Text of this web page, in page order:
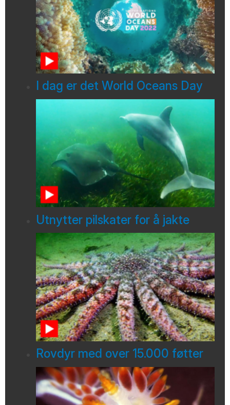
I dag er det World Oceans Day
Utnytter pilskater for å jakte
Rovdyr med over 15.000 føtter